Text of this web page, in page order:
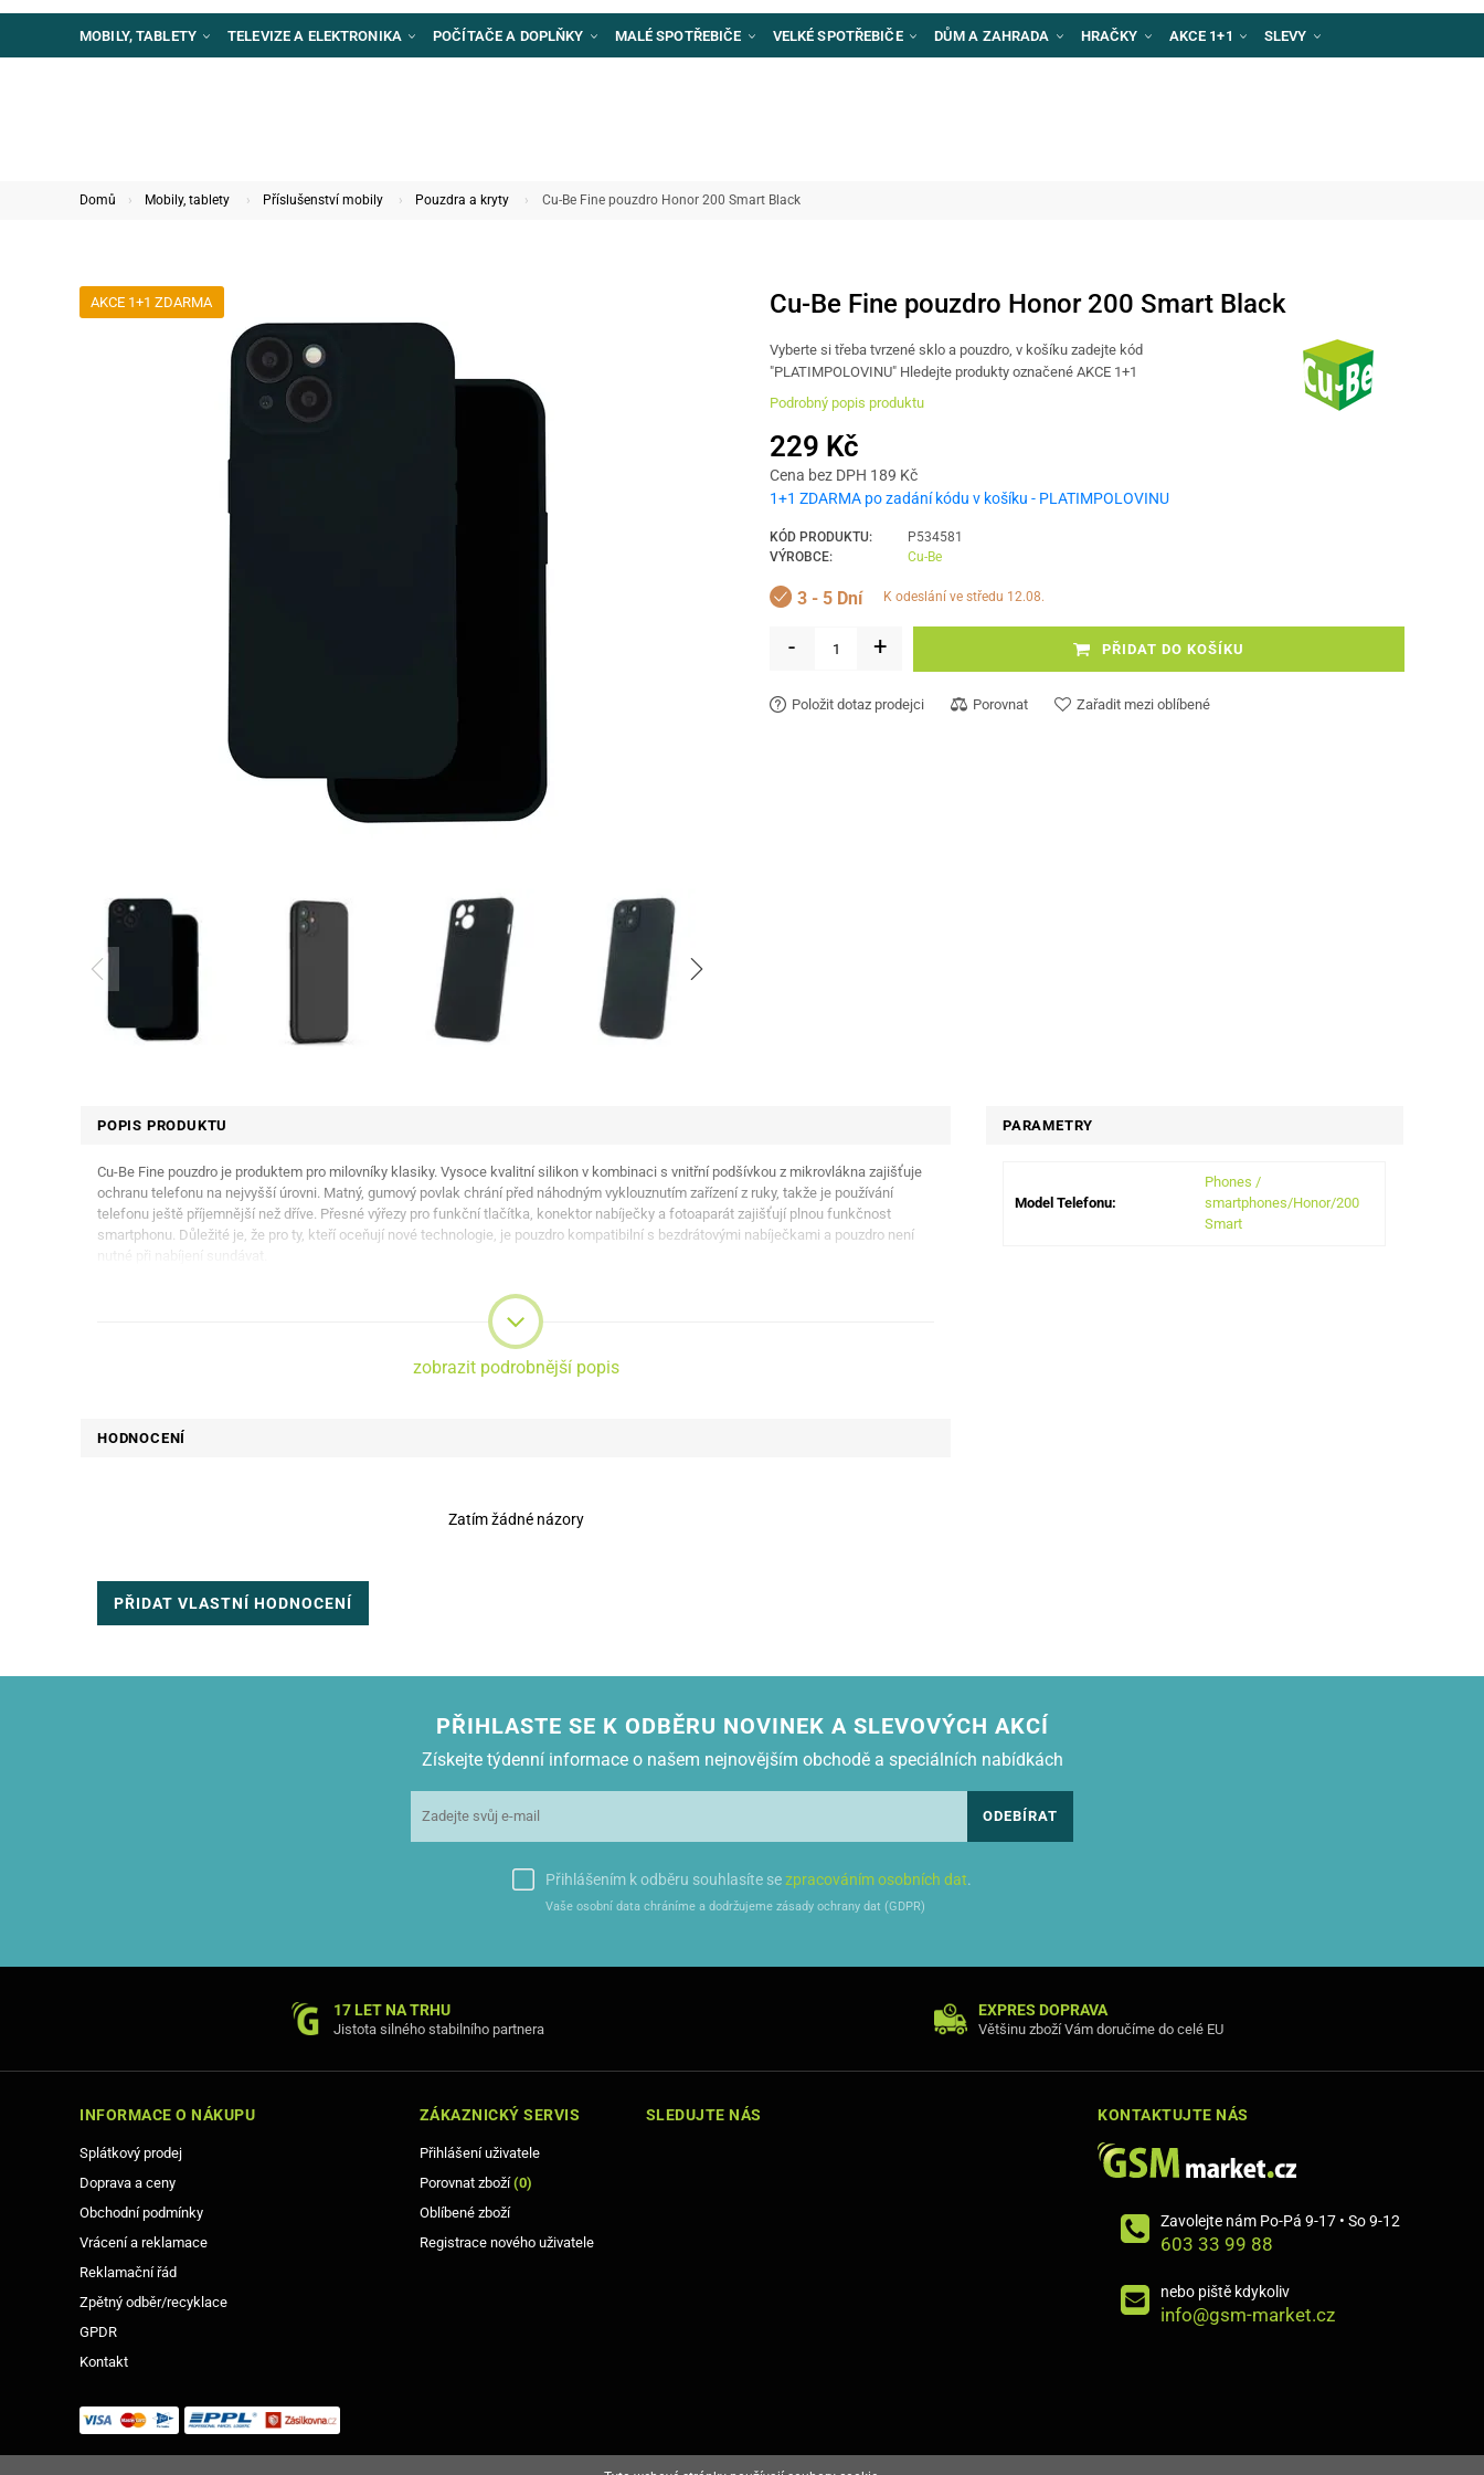
MOBILY, TABLETY TELEVIZE A ELEKTRONIKA POČÍTAČE A DOPLŇKY MALÉ SPOTŘEBIČE VELKÉ SPOTŘEBIČE DŮM A ZAHRADA HRAČKY AKCE 1+1 SLEVY
Domů Mobily, tablety Příslušenství mobily Pouzdra a kryty Cu-Be Fine pouzdro Honor 200 Smart Black
AKCE 1+1 ZDARMA Cu-Be Fine pouzdro Honor 200 Smart Black
Vyberte si třeba tvrzené sklo a pouzdro, v košíku zadejte kód
"PLATIMPOLOVINU" Hledejte produkty označené AKCE 1+1
Podrobný popis produktu
229 Kč
Cena bez DPH 189 Kč
1+1 ZDARMA po zadání kódu v košíku - PLATIMPOLOVINU
KÓD PRODUKTU:
P534581
VÝROBCE:
Cu-Be
3 - 5 Dní k odeslání ve středu 12.08.
- + PŘIDAT DO KOŠÍKU
Položit dotaz prodejci Porovnat Zařadit mezi oblíbené
POPIS PRODUKTU
Cu-Be Fine pouzdro je produktem pro milovníky klasiky. Vysoce kvalitní silikon v kombinaci s vnitřní podšívkou z mikrovlákna zajišťuje
ochranu telefonu na nejvyšší úrovni. Matný, gumový povlak chrání před náhodným vyklouznutím zařízení z ruky, takže je používání
telefonu ještě příjemnější než dříve. Přesné výřezy pro funkční tlačítka, konektor nabíječky a fotoaparát zajišťují plnou funkčnost
smartphonu. Důležité je, že pro ty, kteří oceňují nové technologie, je pouzdro kompatibilní s bezdrátovými nabíječkami a pouzdro není
nutné při nabíjení sundávat.
zobrazit podrobnější popis
PARAMETRY
Model Telefonu:
Phones /
smartphones/Honor/200
Smart
HODNOCENÍ
Zatím žádné názory
PŘIDAT VLASTNÍ HODNOCENÍ
PŘIHLASTE SE K ODBĚRU NOVINEK A SLEVOVÝCH AKCÍ
Získejte týdenní informace o našem nejnovějším obchodě a speciálních nabídkách
ODEBÍRAT
Přihlášením k odběru souhlasíte sezpracováním osobních dat.
Vaše osobní data chráníme a dodržujeme zásady ochrany dat (GDPR)
17 LET NA TRHU
Jistota silného stabilního partnera
EXPRES DOPRAVA
Většinu zboží Vám doručíme do celé EU
INFORMACE O NÁKUPU
Splátkový prodej
Doprava a ceny
Obchodní podmínky
Vrácení a reklamace
Reklamační řád
Zpětný odběr/recyklace
GPDR
Kontakt
ZÁKAZNICKÝ SERVIS
Přihlášení uživatele
Porovnat zboží(0)
Oblíbené zboží
Registrace nového uživatele
SLEDUJTE NÁS KONTAKTUJTE NÁS
Zavolejte nám Po-Pá 9-17 • So 9-12
603 33 99 88
nebo piště kdykoliv
info@gsm-market.cz